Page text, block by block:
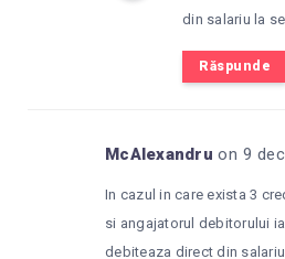
din salariu la
Răspunde
McAlexandru on 9
In cazul in care exista 3
si angajatorul debitorului
debiteaza direct din